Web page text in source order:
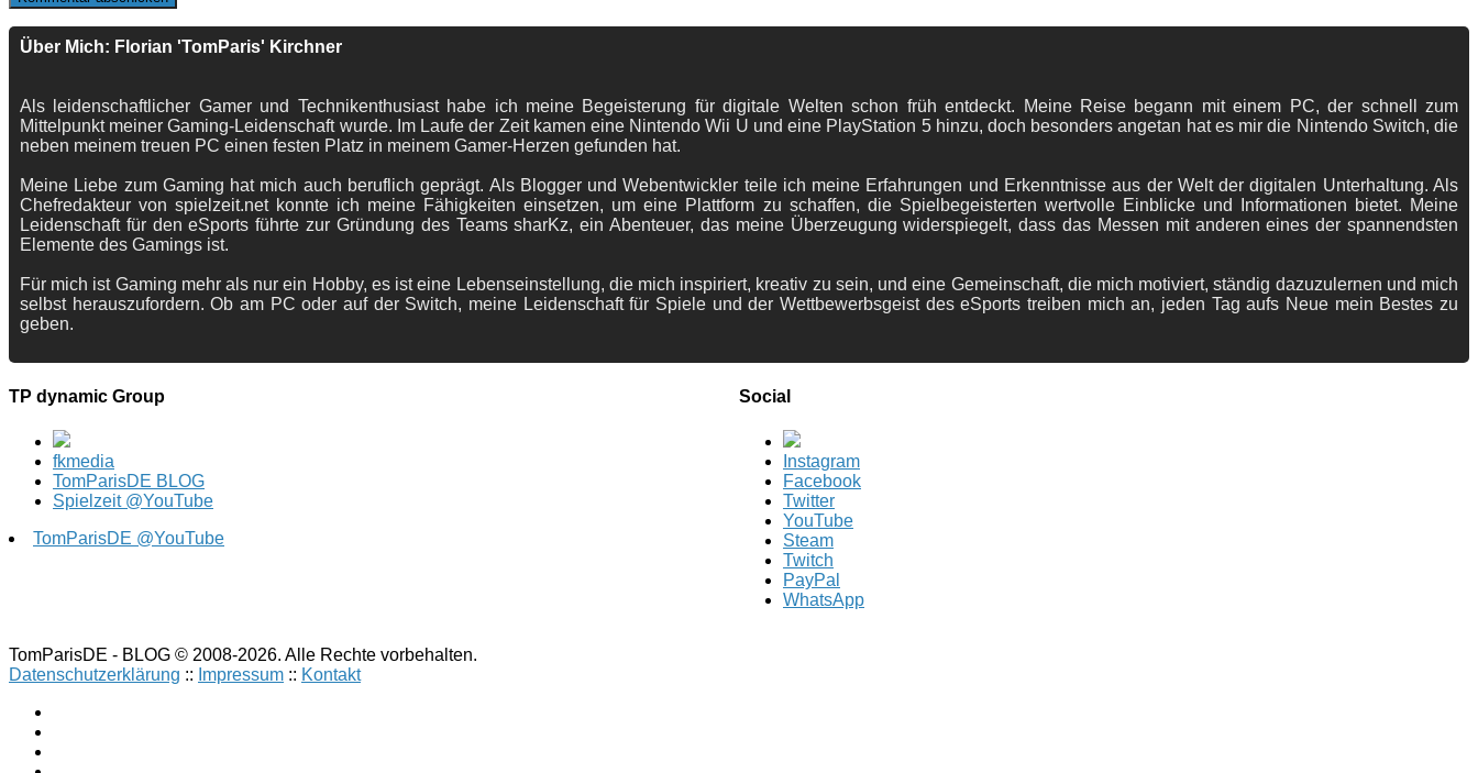
Über Mich: Florian 'TomParis' Kirchner
Als leidenschaftlicher Gamer und Technikenthusiast habe ich meine Begeisterung für digitale Welten schon früh entdeckt. Meine Reise begann mit einem PC, der schnell zum
Mittelpunkt meiner Gaming-Leidenschaft wurde. Im Laufe der Zeit kamen eine Nintendo Wii U und eine PlayStation 5 hinzu, doch besonders angetan hat es mir die Nintendo Switch, die
neben meinem treuen PC einen festen Platz in meinem Gamer-Herzen gefunden hat.
Meine Liebe zum Gaming hat mich auch beruflich geprägt. Als Blogger und Webentwickler teile ich meine Erfahrungen und Erkenntnisse aus der Welt der digitalen Unterhaltung. Als
Chefredakteur von spielzeit.net konnte ich meine Fähigkeiten einsetzen, um eine Plattform zu schaffen, die Spielbegeisterten wertvolle Einblicke und Informationen bietet. Meine
Leidenschaft für den eSports führte zur Gründung des Teams sharKz, ein Abenteuer, das meine Überzeugung widerspiegelt, dass das Messen mit anderen eines der spannendsten
Elemente des Gamings ist.
Für mich ist Gaming mehr als nur ein Hobby, es ist eine Lebenseinstellung, die mich inspiriert, kreativ zu sein, und eine Gemeinschaft, die mich motiviert, ständig dazuzulernen und mich
selbst herauszufordern. Ob am PC oder auf der Switch, meine Leidenschaft für Spiele und der Wettbewerbsgeist des eSports treiben mich an, jeden Tag aufs Neue mein Bestes zu
geben.
TP dynamic Group
fkmedia
TomParisDE BLOG
Spielzeit @YouTube
TomParisDE @YouTube
Social
Instagram
Facebook
Twitter
YouTube
Steam
Twitch
PayPal
WhatsApp
TomParisDE - BLOG © 2008-2026. Alle Rechte vorbehalten.
Datenschutzerklärung :: Impressum :: Kontakt